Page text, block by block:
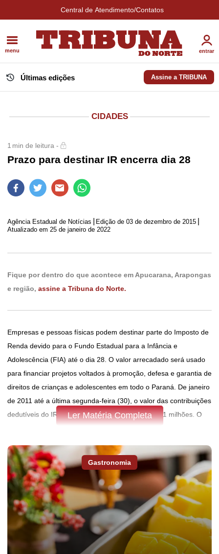
Central de Atendimento/Contatos
menu entrar
Últimas edições Assine a TRIBUNA
CIDADES
1 min de leitura -
Prazo para destinar IR encerra dia 28
Agência Estadual de Notícias Edição de 03 de dezembro de 2015
Atualizado em 25 de janeiro de 2022
Fique por dentro do que acontece em Apucarana, Arapongas
e região, assine a Tribuna do Norte.
Empresas e pessoas físicas podem destinar parte do Imposto de
Renda devido para o Fundo Estadual para a Infância e
Adolescência (FIA) até o dia 28. O valor arrecadado será usado
para financiar projetos voltados à promoção, defesa e garantia de
direitos de crianças e adolescentes em todo o Paraná. De janeiro
de 2011 até a última segunda-feira (30), o valor das contribuições
dedutíveis do IR destinadas ao FIA chegou a R$ 41 milhões. O
imposto devido. Para as empresas o percentual é de 1%”, explica
a assessora financeira da Secretaria do Trabalho e
Desenvolvimento Social, Marcela Evangelista.
Ler Matéria Completa
Gastronomia